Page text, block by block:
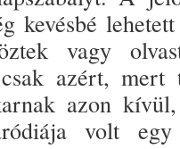
kevésbé
vagy
azért, mert
azon
volt